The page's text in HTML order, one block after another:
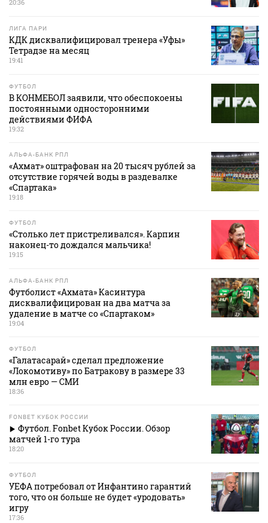
20:36
ЛИГА ПАРИ
КДК дисквалифицировал тренера «Уфы»
Тетрадзе на месяц
19:41
ФУТБОЛ
В КОНМЕБОЛ заявили, что обеспокоены
постоянными односторонними
действиями ФИФА
19:32
АЛЬФА-БАНК РПЛ
«Ахмат» оштрафован на 20 тысяч рублей за
отсутствие горячей воды в раздевалке
«Спартака»
19:18
ФУТБОЛ
«Столько лет пристреливался». Карпин
наконец-то дождался мальчика!
19:15
АЛЬФА-БАНК РПЛ
Футболист «Ахмата» Касинтура
дисквалифицирован на два матча за
удаление в матче со «Спартаком»
19:04
ФУТБОЛ
«Галатасарай» сделал предложение
«Локомотиву» по Батракову в размере 33
млн евро — СМИ
18:36
FONBET КУБОК РОССИИ
Футбол. Fonbet Кубок России. Обзор
матчей 1-го тура
18:20
ФУТБОЛ
УЕФА потребовал от Инфантино гарантий
того, что он больше не будет «уродовать»
игру
17:36